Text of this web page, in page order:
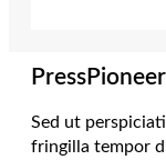
Sed ut
fringilla tempor